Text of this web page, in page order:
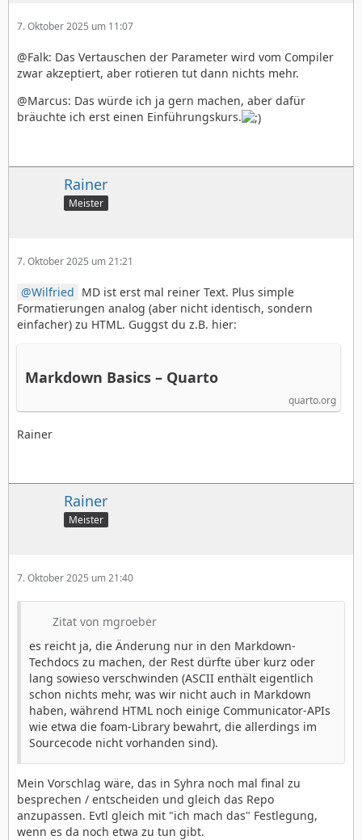
7. Oktober 2025 um 11:07
@Falk: Das Vertauschen der Parameter wird vom Compiler
zwar akzeptiert, aber rotieren tut dann nichts mehr.
@Marcus: Das würde ich ja gern machen, aber dafür
bräuchte ich erst einen Einführungskurs.
Rainer
Meister
7. Oktober 2025 um 21:21
Wilfried MD ist erst mal reiner Text. Plus simple
Formatierungen analog (aber nicht identisch, sondern
einfacher) zu HTML. Guggst du z.B. hier:
Markdown Basics – Quarto
quarto.org
Rainer
Rainer
Meister
7. Oktober 2025 um 21:40
Zitat von mgroeber
es reicht ja, die Änderung nur in den Markdown-
Techdocs zu machen, der Rest dürfte über kurz oder
lang sowieso verschwinden (ASCII enthält eigentlich
schon nichts mehr, was wir nicht auch in Markdown
haben, während HTML noch einige Communicator-APIs
wie etwa die foam-Library bewahrt, die allerdings im
Sourcecode nicht vorhanden sind).
Mein Vorschlag wäre, das in Syhra noch mal final zu
besprechen / entscheiden und gleich das Repo
anzupassen. Evtl gleich mit "ich mach das" Festlegung,
wenn es da noch etwa zu tun gibt.